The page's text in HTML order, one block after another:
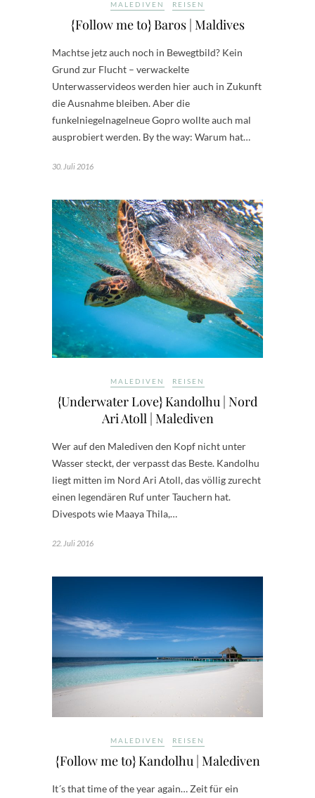
MALEDIVEN REISEN
{Follow me to} Baros | Maldives
Machtse jetz auch noch in Bewegtbild? Kein
Grund zur Flucht – verwackelte
Unterwasservideos werden hier auch in Zukunft
die Ausnahme bleiben. Aber die
funkelniegelnagelneue Gopro wollte auch mal
ausprobiert werden. By the way: Warum hat…
30. Juli 2016
MALEDIVEN REISEN
{Underwater Love} Kandolhu | Nord
Ari Atoll | Malediven
Wer auf den Malediven den Kopf nicht unter
Wasser steckt, der verpasst das Beste. Kandolhu
liegt mitten im Nord Ari Atoll, das völlig zurecht
einen legendären Ruf unter Tauchern hat.
Divespots wie Maaya Thila,…
22. Juli 2016
MALEDIVEN REISEN
{Follow me to} Kandolhu | Malediven
It´s that time of the year again… Zeit für ein